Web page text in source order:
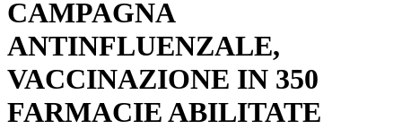
CAMPAGNA
ANTINFLUENZALE,
VACCINAZIONE IN 350
FARMACIE ABILITATE